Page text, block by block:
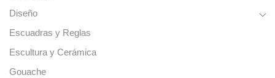
Diseño
Escuadras y Reglas
Escultura y Cerámica
Gouache